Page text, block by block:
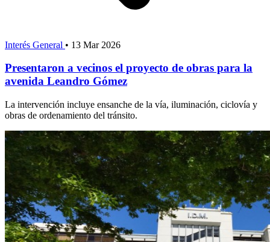
Interés General • 13 Mar 2026
Presentaron a vecinos el proyecto de obras para la
avenida Leandro Gómez
La intervención incluye ensanche de la vía, iluminación, ciclovía y
obras de ordenamiento del tránsito.